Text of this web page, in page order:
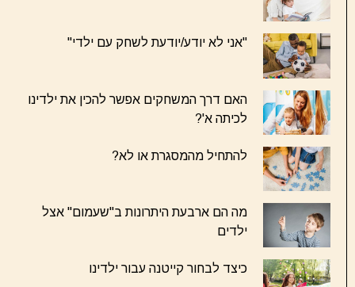
"אני לא יודע/יודעת לשחק עם ילדי"
האם דרך המשחקים אפשר להכין את ילדינו
לכיתה א'?
להתחיל מהמסגרת או לא?
מה הם ארבעת היתרונות ב"שעמום" אצל
ילדים
כיצד לבחור קייטנה עבור ילדינו